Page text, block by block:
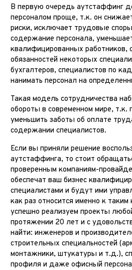
В первую очередь аутстаффинг
персоналом проще, т.к. он
риски, исключает трудовые
содержание персонала,
квалифицированных работников,
обязанностей некоторых
бухгалтеров, специалистов по
нанимать персонал на
Такая модель сотрудничества
обороты в современном мире, т.к.
уменьшить заботы об оплате
содержании специалистов.
Если вы приняли решение
аутстаффинга, то стоит
проверенным компаниям-
обеспечат ваш бизнес
специалистами и будут ими
как раз относится именно к
успешно реализуем проекты
протяжении 20 лет и с
найти: инженеров и
строительных специальностей
монтажники, штукатуры и т.д.),
профиля и даже офисный